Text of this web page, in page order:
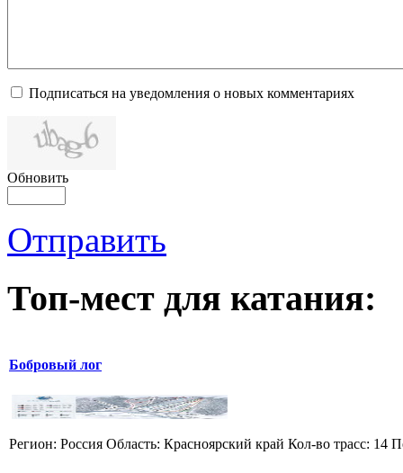
Подписаться на уведомления о новых комментариях
Обновить
Отправить
Топ-мест для катания:
Бобровый лог
Регион: Россия Область: Красноярский край Кол-во трасс: